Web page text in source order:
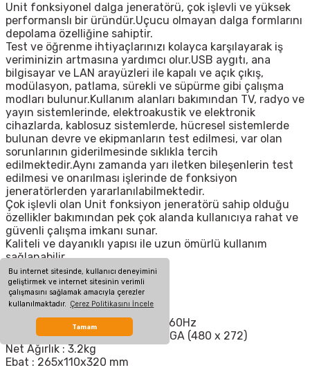
Bu internet sitesinde, kullanıcı deneyimini
geliştirmek ve internet sitesinin verimli
çalışmasını sağlamak amacıyla çerezler
kullanılmaktadır. Çerez Politikasını İncele
Tamam
Unit fonksiyonel dalga jeneratörü, çok işlevli ve yüksek
performanslı bir üründür.Uçucu olmayan dalga formlarını
depolama özelliğine sahiptir.
Test ve öğrenme ihtiyaçlarınızı kolayca karşılayarak iş
veriminizin artmasına yardımcı olur.USB aygıtı, ana
bilgisayar ve LAN arayüzleri ile kapalı ve açık çıkış,
modülasyon, patlama, sürekli ve süpürme gibi çalışma
modları bulunur.Kullanım alanları bakımından TV, radyo ve
yayın sistemlerinde, elektroakustik ve elektronik
cihazlarda, kablosuz sistemlerde, hücresel sistemlerde
bulunan devre ve ekipmanların test edilmesi, var olan
sorunlarının giderilmesinde sıklıkla tercih
edilmektedir.Aynı zamanda yarı iletken bileşenlerin test
edilmesi ve onarılması işlerinde de fonksiyon
jeneratörlerden yararlanılabilmektedir.
Çok işlevli olan Unit fonksiyon jeneratörü sahip olduğu
özellikler bakımından pek çok alanda kullanıcıya rahat ve
güvenli çalışma imkanı sunar.
Kaliteli ve dayanıklı yapısı ile uzun ömürlü kullanım
sağlanabilir.
Ana Özellikler
Güç : 100V~240V ACrms, 50Hz/60Hz
Görüntüle : 4,3 inç TFT LCD, WVGA (480 x 272)
Net Ağırlık : 3.2kg
Ebat : 265x110x320 mm